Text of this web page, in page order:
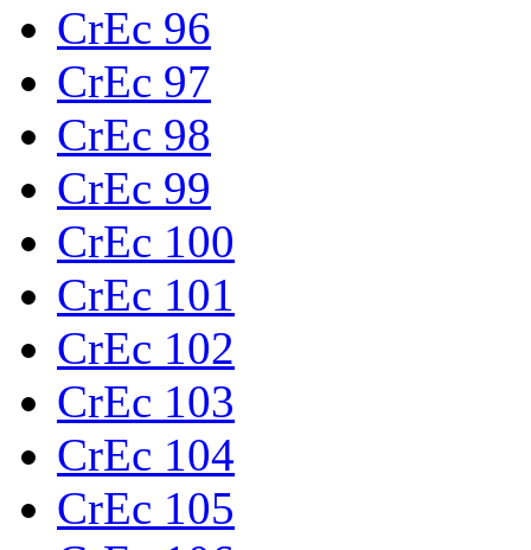
CrEc 96
CrEc 97
CrEc 98
CrEc 99
CrEc 100
CrEc 101
CrEc 102
CrEc 103
CrEc 104
CrEc 105